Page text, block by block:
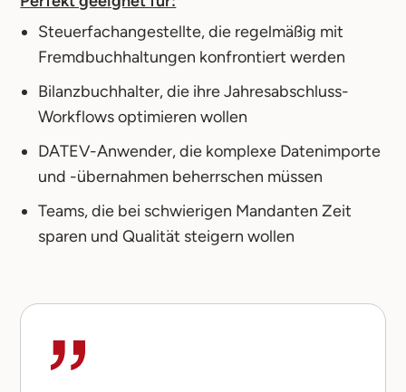
Steuerfachangestellte, die regelmäßig mit
Fremdbuchhaltungen konfrontiert werden
Bilanzbuchhalter, die ihre Jahresabschluss-
Workflows optimieren wollen
DATEV-Anwender, die komplexe Datenimporte
und -übernahmen beherrschen müssen
Teams, die bei schwierigen Mandanten Zeit
sparen und Qualität steigern wollen